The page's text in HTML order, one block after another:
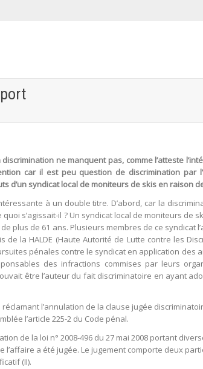
ne manquent pas, comme l’atteste
car il est peu question de discrimination
d’un syndicat local de moniteurs de skis en
à un double titre. D’abord, car la
quoi s’agissait-il ? Un syndicat local de moniteurs
plus de 61 ans. Plusieurs membres de ce
de la HALDE (Haute Autorité de Lutte contre les
pénales contre le syndicat en application des
des infractions commises par leurs
être l’auteur du fait discriminatoire en ayant
l’annulation de la clause jugée
l’article 225-2 du Code pénal.
de la loi n° 2008-496 du 27 mai 2008 portant
l’affaire a été jugée. Le jugement comporte deux
(II).